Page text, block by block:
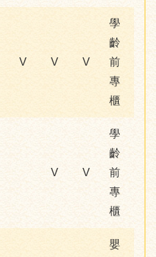
V V V
學
齡
前
專
櫃
V V
學
齡
前
專
櫃
嬰